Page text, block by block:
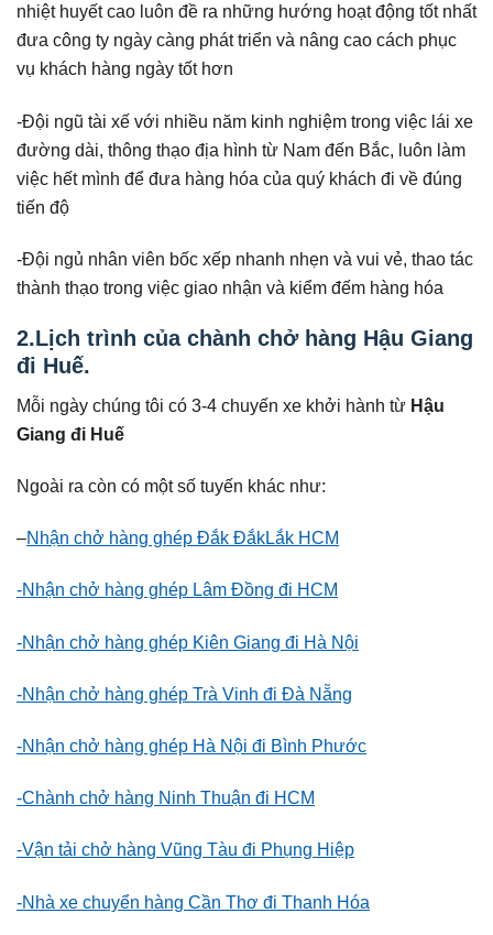
nhiệt huyết cao luôn đề ra những hướng hoạt động tốt nhất
đưa công ty ngày càng phát triển và nâng cao cách phục
vụ khách hàng ngày tốt hơn
-Đội ngũ tài xế với nhiều năm kinh nghiệm trong việc lái xe
đường dài, thông thạo địa hình từ Nam đến Bắc, luôn làm
việc hết mình để đưa hàng hóa của quý khách đi về đúng
tiến độ
-Đội ngủ nhân viên bốc xếp nhanh nhẹn và vui vẻ, thao tác
thành thạo trong việc giao nhận và kiểm đếm hàng hóa
2.Lịch trình của chành chở hàng Hậu Giang
đi Huế.
Mỗi ngày chúng tôi có 3-4 chuyến xe khởi hành từ Hậu
Giang đi Huế
Ngoài ra còn có một số tuyến khác như:
–Nhận chở hàng ghép Đắk ĐắkLắk HCM
-Nhận chở hàng ghép Lâm Đồng đi HCM
-Nhận chở hàng ghép Kiên Giang đi Hà Nội
-Nhận chở hàng ghép Trà Vinh đi Đà Nẵng
-Nhận chở hàng ghép Hà Nội đi Bình Phước
-Chành chở hàng Ninh Thuận đi HCM
-Vận tải chở hàng Vũng Tàu đi Phụng Hiệp
-Nhà xe chuyển hàng Cần Thơ đi Thanh Hóa